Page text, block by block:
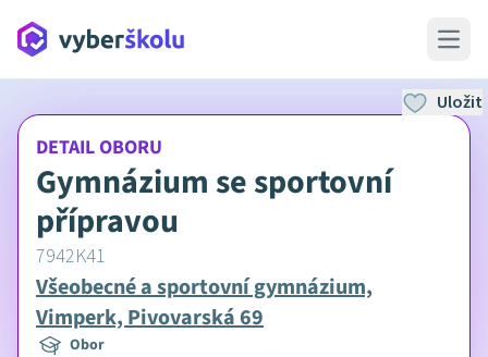
Open
DETAIL OBORU
Gymnázium se sportovní
přípravou
7942K41
Všeobecné a sportovní gymnázium,
Vimperk, Pivovarská 69
Obor
Uložit